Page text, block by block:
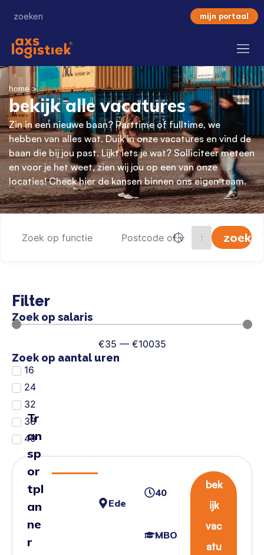
mijn portaal
home >alle vacatures
bekijk alle vacatures
Zin in een nieuwe baan? Parttime of fulltime, we
hebben van alles wat. Duik in onze vacatures en vind de
baan die bij jou past. Lijkt iets je wat? Solliciteer meteen
en voor je het weet, zien wij jou op een van onze
locaties! Check hier de kansen binnen ons eigen team.
Filter
Zoek op salaris
€35 — €10035
Zoek op aantal uren
16
24
32
38
40
Tr
an
sp
or
tpl
an
ne
r
Ede
40
MBO
bek
ijk
vac
atu